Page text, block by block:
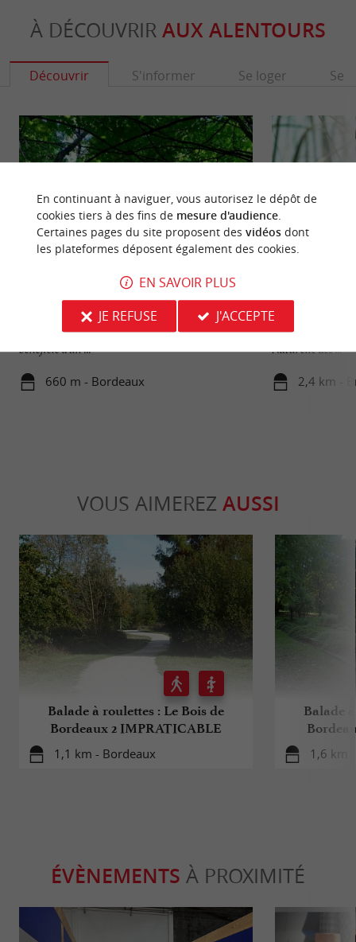
À DÉCOUVRIR AUX ALENTOURS
Découvrir S'informer Se loger Se
Parc floral de Bordeaux
Le Parc Floral se situe à la périphérie nord de
Bordeaux, près des berges de la Garonne. Il
bénéficie d’un ...
660 m - Bordeaux
Réserve
Non loin de la
Bordeaux, sur la
Naturelle des ...
2,4 km -
VOUS AIMEREZ AUSSI
Balade à roulettes : Le Bois de
Bordeaux 2 IMPRATICABLE
1,1 km - Bordeaux
Balade
1,6 km
ÉVÈNEMENTS À PROXIMITÉ
En continuant à naviguer, vous autorisez le dépôt de
cookies tiers à des fins de mesure d'audience.
Certaines pages du site proposent des vidéosdont
les plateformes déposent également des cookies.
EN SAVOIR PLUS
JE REFUSE
J'ACCEPTE